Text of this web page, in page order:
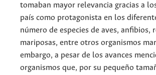
tomaban mayor relevancia gracias a
país como protagonista en los
número de especies de aves,
mariposas, entre otros organismos
embargo, a pesar de los avances
organismos que, por su pequeño